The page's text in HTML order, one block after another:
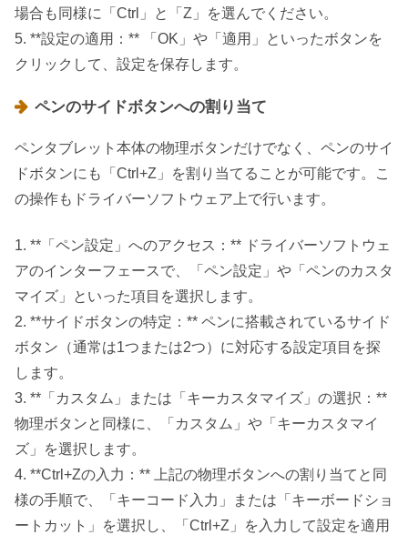
場合も同様に「Ctrl」と「Z」を選んでください。
5. **設定の適用：** 「OK」や「適用」といったボタンを
クリックして、設定を保存します。
ペンのサイドボタンへの割り当て
ペンタブレット本体の物理ボタンだけでなく、ペンのサイ
ドボタンにも「Ctrl+Z」を割り当てることが可能です。こ
の操作もドライバーソフトウェア上で行います。
1. **「ペン設定」へのアクセス：** ドライバーソフトウェ
アのインターフェースで、「ペン設定」や「ペンのカスタ
マイズ」といった項目を選択します。
2. **サイドボタンの特定：** ペンに搭載されているサイド
ボタン（通常は1つまたは2つ）に対応する設定項目を探
します。
3. **「カスタム」または「キーカスタマイズ」の選択：**
物理ボタンと同様に、「カスタム」や「キーカスタマイ
ズ」を選択します。
4. **Ctrl+Zの入力：** 上記の物理ボタンへの割り当てと同
様の手順で、「キーコード入力」または「キーボードショ
ートカット」を選択し、「Ctrl+Z」を入力して設定を適用